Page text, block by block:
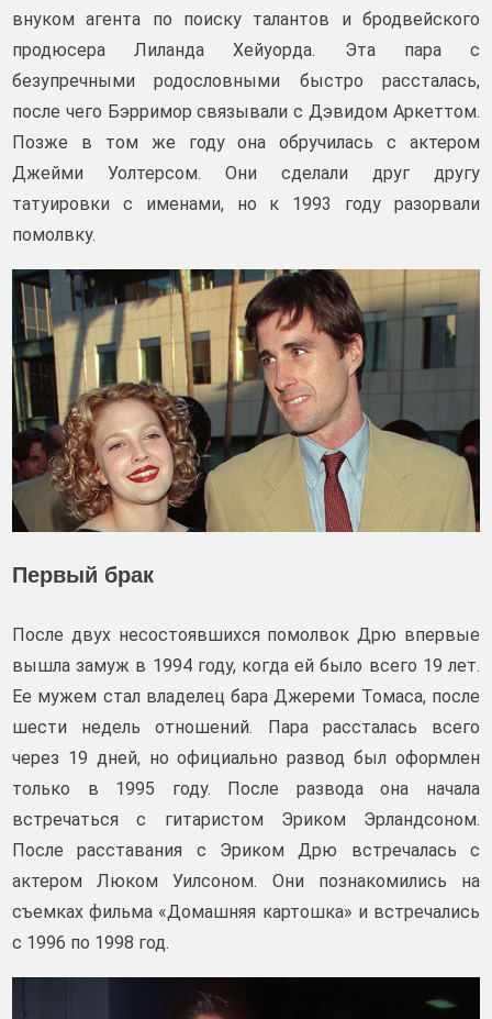
внуком агента по поиску талантов и бродвейского
продюсера Лиланда Хейуорда. Эта пара с
безупречными родословными быстро рассталась,
после чего Бэрримор связывали с Дэвидом Аркеттом.
Позже в том же году она обручилась с актером
Джейми Уолтерсом. Они сделали друг другу
татуировки с именами, но к 1993 году разорвали
помолвку.
Первый брак
После двух несостоявшихся помолвок Дрю впервые
вышла замуж в 1994 году, когда ей было всего 19 лет.
Ее мужем стал владелец бара Джереми Томаса, после
шести недель отношений. Пара рассталась всего
через 19 дней, но официально развод был оформлен
только в 1995 году. После развода она начала
встречаться с гитаристом Эриком Эрландсоном.
После расставания с Эриком Дрю встречалась с
актером Люком Уилсоном. Они познакомились на
съемках фильма «Домашняя картошка» и встречались
с 1996 по 1998 год.